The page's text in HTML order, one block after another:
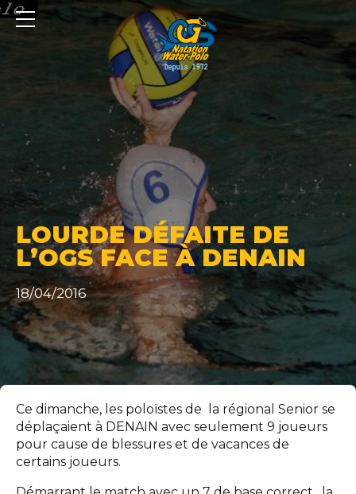
LOURDE DÉFAITE DE
L’OGS FACE À DENAIN
18/04/2016
Ce dimanche, les poloïstes de la régional Senior se
déplaçaient à DENAIN avec seulement 9 joueurs
pour cause de blessures et de vacances de
certains joueurs.
Panneau de gestion des cookies